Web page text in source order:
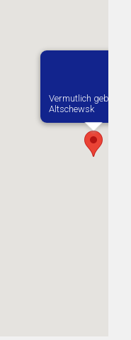
Vermutlich geboren in
Altschewsk